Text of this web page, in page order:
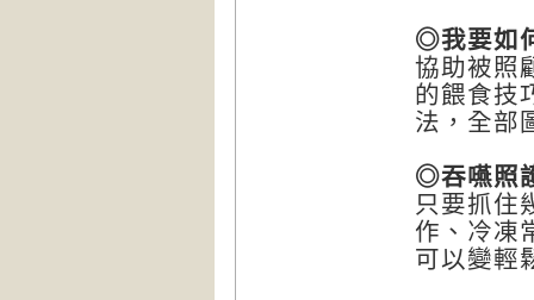
◎我要如
協助被照
的餵食技
法，全部
◎吞嚥照
只要抓住
作、冷凍
可以變輕